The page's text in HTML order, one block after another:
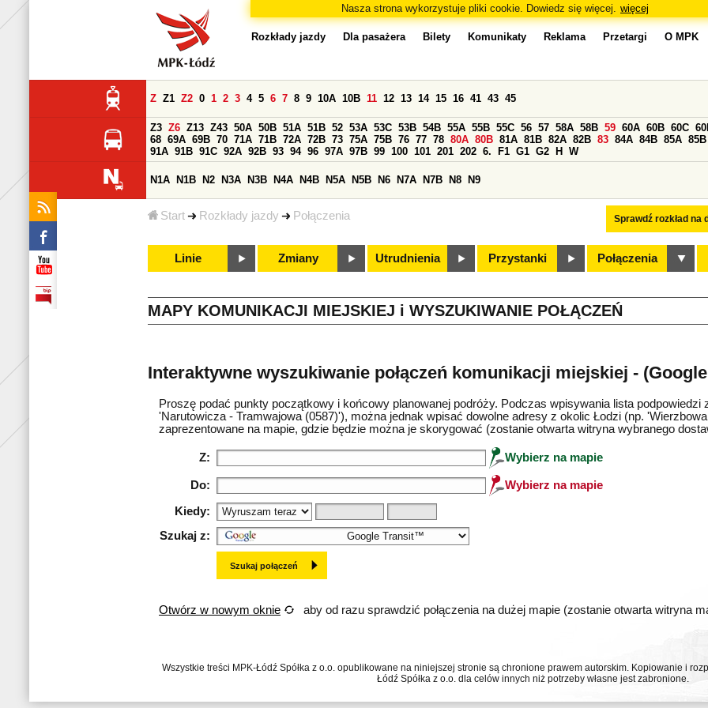
Nasza strona wykorzystuje pliki cookie. Dowiedz się więcej. więcej
Start Rozkłady jazdy Połączenia
Rozkłady jazdy Dla pasażera Bilety Komunikaty Reklama Przetargi O MPK
Sprawdź rozkład na
Z Z1 Z2 0 1 2 3 4 5 6 7 8 9 10A 10B 11 12 13 14 15 16 41 43 45
Z3 Z6 Z13 Z43 50A 50B 51A 51B 52 53A 53C 53B 54B 55A 55B 55C 56 57 58A 58B 59 60A 60B 60C
68 69A 69B 70 71A 71B 72A 72B 73 75A 75B 76 77 78 80A 80B 81A 81B 82A 82B 83 84A 84B 85A 85B
91A 91B 91C 92A 92B 93 94 96 97A 97B 99 100 101 201 202 6. F1 G1 G2 H W
N1A N1B N2 N3A N3B N4A N4B N5A N5B N6 N7A N7B N8 N9
Linie Zmiany Utrudnienia Przystanki Połączenia
MAPY KOMUNIKACJI MIEJSKIEJ i WYSZUKIWANIE POŁĄCZEŃ
Interaktywne wyszukiwanie połączeń komunikacji miejskiej -
Proszę podać punkty początkowy i końcowy planowanej podróży. Podczas wpisywania lista
'Narutowicza - Tramwajowa (0587)'), można jednak wpisać dowolne adresy z okolic Łodzi (np.
zaprezentowane na mapie, gdzie będzie można je skorygować (zostanie otwarta witryna wybranego
Z: Wybierz na mapie
Do: Wybierz na mapie
Kiedy:
Szukaj z:
Otwórz w nowym oknie aby od razu sprawdzić połączenia na dużej mapie (zostanie otwarta witryna
Wszystkie treści MPK-Łódź Spółka z o.o. opublikowane na niniejszej stronie są chronione prawem autorskim. Kopiowanie i
Łódź Spółka z o.o. dla celów innych niż potrzeby własne jest zabronione.